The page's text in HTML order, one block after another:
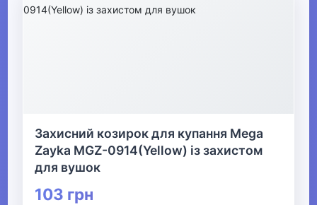
Захисний козирок для купання Mega
Zayka MGZ-0914(Yellow) із захистом
для вушок
103 грн